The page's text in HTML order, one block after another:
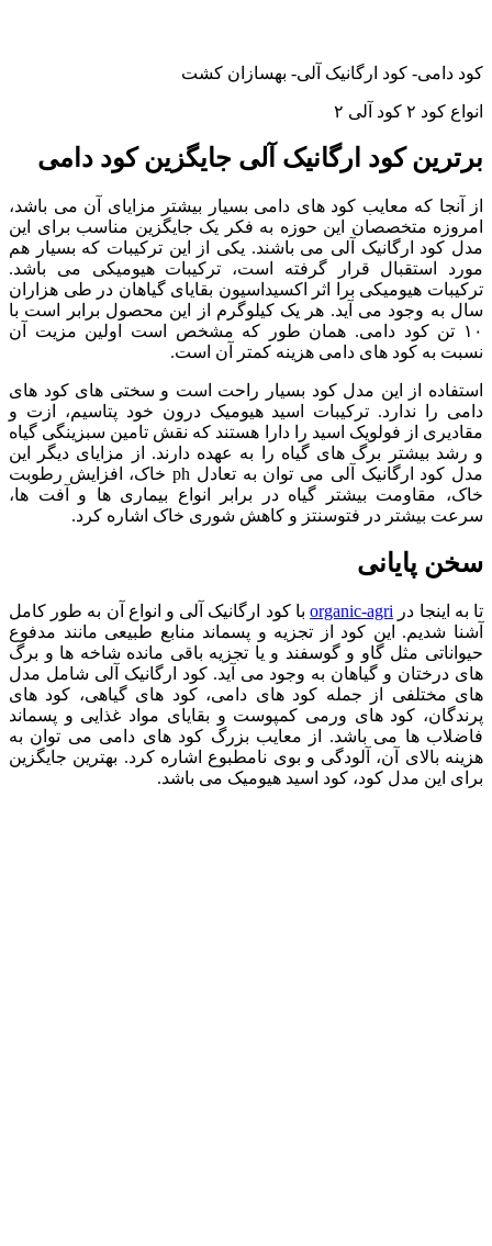
کود دامی- کود ارگانیک آلی- بهسازان کشت
انواع کود ۲ کود آلی ۲
برترین کود ارگانیک آلی جایگزین کود دامی
از آنجا که معایب کود های دامی بسیار بیشتر مزایای آن می باشد،
امروزه متخصصان این حوزه به فکر یک جایگزین مناسب برای این
مدل کود ارگانیک آلی می باشند. یکی از این ترکیبات که بسیار هم
مورد استقبال قرار گرفته است، ترکیبات هیومیکی می باشد.
ترکیبات هیومیکی برا اثر اکسیداسیون بقایای گیاهان در طی هزاران
سال به وجود می آید. هر یک کیلوگرم از این محصول برابر است با
۱۰ تن کود دامی. همان طور که مشخص است اولین مزیت آن
نسبت به کود های دامی هزینه کمتر آن است.
استفاده از این مدل کود بسیار راحت است و سختی های کود های
دامی را ندارد. ترکیبات اسید هیومیک درون خود پتاسیم، ازت و
مقادیری از فولویک اسید را دارا هستند که نقش تامین سبزینگی گیاه
و رشد بیشتر برگ های گیاه را به عهده دارند. از مزایای دیگر این
مدل کود ارگانیک آلی می توان به تعادل ph خاک، افزایش رطوبت
خاک، مقاومت بیشتر گیاه در برابر انواع بیماری ها و آفت ها،
سرعت بیشتر در فتوسنتز و کاهش شوری خاک اشاره کرد.
سخن پایانی
تا به اینجا در organic-agriبا کود ارگانیک آلی و انواع آن به طور کامل
آشنا شدیم. این کود از تجزیه و پسماند منابع طبیعی مانند مدفوع
حیواناتی مثل گاو و گوسفند و یا تجزیه باقی مانده شاخه ها و برگ
های درختان و گیاهان به وجود می آید. کود ارگانیک آلی شامل مدل
های مختلفی از جمله کود های دامی، کود های گیاهی، کود های
پرندگان، کود های ورمی کمپوست و بقایای مواد غذایی و پسماند
فاضلاب ها می باشد. از معایب بزرگ کود های دامی می توان به
هزینه بالای آن، آلودگی و بوی نامطبوع اشاره کرد. بهترین جایگزین
برای این مدل کود، کود اسید هیومیک می باشد.